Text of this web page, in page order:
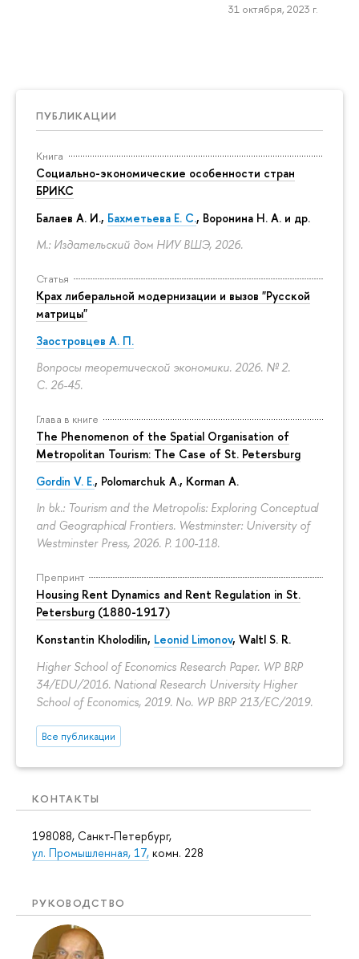
ПУБЛИКАЦИИ
Книга
Социально-экономические особенности стран
БРИКС
Балаев А. И., Бахметьева Е. С., Воронина Н. А. и др.
М.: Издательский дом НИУ ВШЭ, 2026.
Статья
Крах либеральной модернизации и вызов "Русской
матрицы"
Заостровцев А. П.
Вопросы теоретической экономики. 2026. № 2.
С. 26-45.
Глава в книге
The Phenomenon of the Spatial Organisation of
Metropolitan Tourism: The Case of St. Petersburg
Gordin V. E., Polomarchuk A., Korman A.
In bk.: Tourism and the Metropolis: Exploring Conceptual
and Geographical Frontiers. Westminster: University of
Westminster Press, 2026. P. 100-118.
Препринт
Housing Rent Dynamics and Rent Regulation in St.
Petersburg (1880-1917)
Konstantin Kholodilin, Leonid Limonov, Waltl S. R.
Higher School of Economics Research Paper. WP BRP
34/EDU/2016. National Research University Higher
School of Economics, 2019. No. WP BRP 213/EC/2019.
Все публикации
КОНТАКТЫ
198088, Санкт-Петербург,
ул. Промышленная, 17, комн. 228
РУКОВОДСТВО
31 октября, 2023 г.